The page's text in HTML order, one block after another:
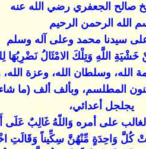
صالح الجعفري رضي الله عنه
الله الرحمن الرحيم
سيدنا محمد وعلى آله وسلم
خَشْيَةِ اللَّهِ وَتِلْكَ الامْثَالُ
وسلطان الله، وعزة الله،
المطلسم، وبألف ألف (ما شاء
يجلجل أعدائي،
على أمره وَاللّهُ غَالِبٌ عَلَى
وَاحِدَةٍ مِّنْهُنَّ سِكِّيناً وَقَالَتِ